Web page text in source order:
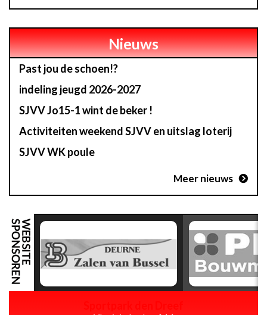
Nieuws
Past jou de schoen!?
indeling jeugd 2026-2027
SJVV Jo15-1 wint de beker !
Activiteiten weekend SJVV en uitslag loterij
SJVV WK poule
Meer nieuws